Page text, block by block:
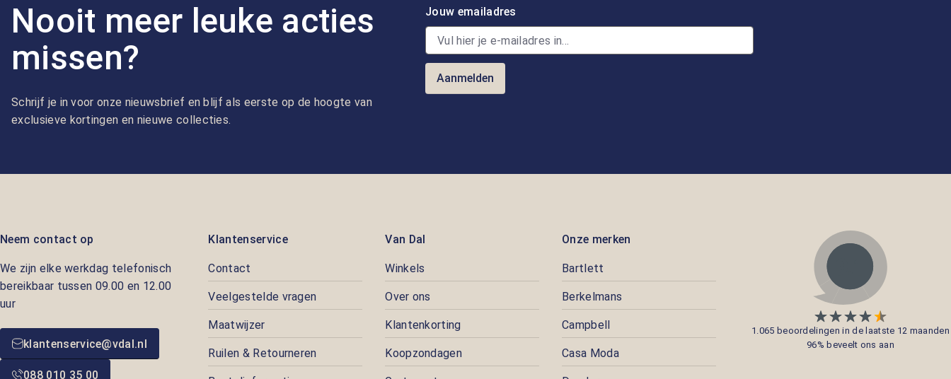
Nooit meer leuke acties
missen?
Schrijf je in voor onze nieuwsbrief en blijf als eerste op de hoogte van
exclusieve kortingen en nieuwe collecties.
Jouw emailadres
Aanmelden
Neem contact op
We zijn elke werkdag telefonisch
bereikbaar tussen 09.00 en 12.00
uur
klantenservice@vdal.nl
088 010 35 00
Klantenservice
Contact
Veelgestelde vragen
Maatwijzer
Ruilen & Retourneren
Van Dal
Winkels
Over ons
Klantenkorting
Koopzondagen
Onze merken
Bartlett
Berkelmans
Campbell
Casa Moda
1.065 beoordelingen in de laatste 12 maanden
96% beveelt ons aan